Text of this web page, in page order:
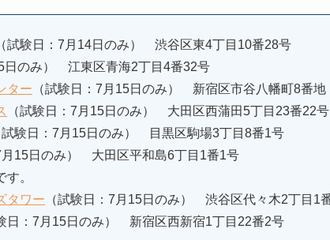
（試験日：7月14日のみ） 渋谷区東4丁目10番28号
日のみ） 江東区青海2丁目4番32号
ター （試験日：7月15日のみ） 新宿区市谷八幡町8番地
（試験日：7月15日のみ） 大田区西蒲田5丁目23番22号
試験日：7月15日のみ） 目黒区駒場3丁目8番1号
月15日のみ） 大田区平和島6丁目1番1号
。
タワー （試験日：7月15日のみ） 渋谷区代々木2丁目1
日：7月15日のみ） 新宿区西新宿1丁目22番2号